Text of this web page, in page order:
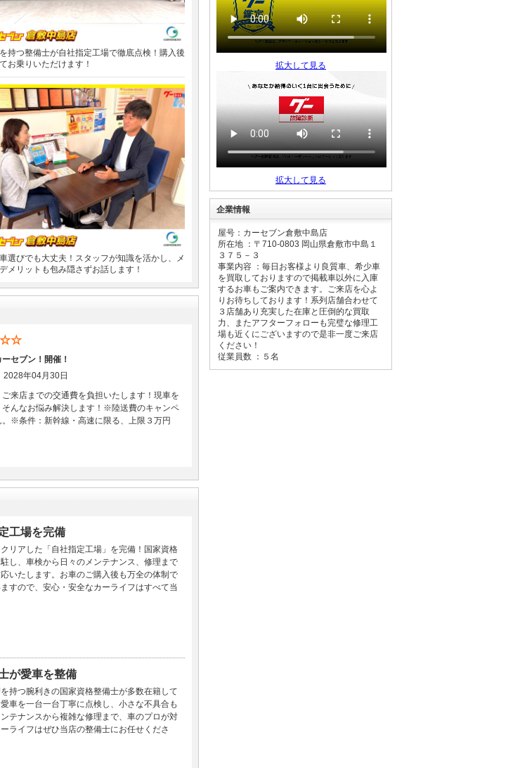
持つ整備士が自社指定工場で徹底点検！購入後
お乗りいただけます！
選びでも大丈夫！スタッフが知識を活かし、メ
メリットも包み隠さずお話します！
☆☆
セブン！開催！
年04月30日
来店までの交通費を負担いたします！現車を
そんなお悩み解決します！※陸送費のキャンペ
※条件：新幹線・高速に限る、上限３万円
工場を完備
リアした「自社指定工場」を完備！国家資格
し、車検から日々のメンテナンス、修理まで
いたします。お車のご購入後も万全の体制で
すので、安心・安全なカーライフはすべて当
が愛車を整備
持つ腕利きの国家資格整備士が多数在籍して
車を一台一台丁寧に点検し、小さな不具合も
テナンスから複雑な修理まで、車のプロが対
ライフはぜひ当店の整備士にお任せくださ
日産 デイズ ハイウェイ
支払総額
(税込)
車両本体価格
(税込)
45.6万円
グークーポン
トヨタ ハリアー プログ
レス メタル アンド
レザーパッケージ
(税込)
車両本体価格 247.7万円
ートアシスト
支払総額
(税込)
(リ済込)
39.7 万円
車両本体価格
(税込)
35.4万円
グークーポン
日産 セレナ ハイウェイ
拡大して見る
拡大して見る
企業情報
屋号：カーセブン倉敷中島店
所在地 ：〒 710-0803 岡山県倉敷市中島１
３７５－３
事業内容 ：毎日お客様より良質車、希少車
を買取しておりますので掲載車以外に入庫
するお車もご案内できます。ご来店を心よ
りお待ちしております！系列店舗合わせて
３店舗あり充実した在庫と圧倒的な買取
力、またアフターフォローも完璧な修理工
場も近くにございますので是非一度ご来店
ください！
従業員数 ：５名